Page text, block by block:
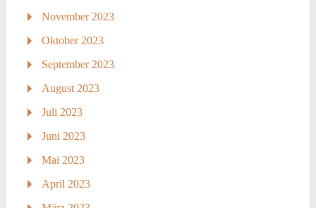
November 2023
Oktober 2023
September 2023
August 2023
Juli 2023
Juni 2023
Mai 2023
April 2023